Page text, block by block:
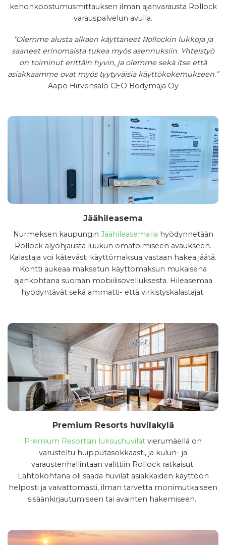
kehonkoostumusmittauksen ilman ajanvarausta Rollock
varauspalvelun avulla.
”Olemme alusta alkaen käyttäneet Rollockin lukkoja ja
saaneet erinomaista tukea myös asennuksiin. Yhteistyö
on toiminut erittäin hyvin, ja olemme sekä itse että
asiakkaamme ovat myös tyytyväisiä käyttökokemukseen.”
Aapo Hirvensalo CEO Bodymaja Oy
Jäähileasema
Nurmeksen kaupungin Jäähileasemalla hyödynnetään
Rollock älyohjausta luukun omatoimiseen avaukseen.
Kalastaja voi kätevästi käyttömaksua vastaan hakea jäätä.
Kontti aukeaa maksetun käyttömaksun mukaisena
ajankohtana suoraan mobiilisovelluksesta. Hileasemaa
hyödyntävät sekä ammatti- että virkistyskalastajat.
Premium Resorts huvilakylä
Premium Resortsin luksushuvilat vierumäellä on
varusteltu huipputasokkaasti, ja kulun- ja
varaustenhallintaan valittiin Rollock ratkaisut.
Lähtökohtana oli saada huvilat asiakkaiden käyttöön
helposti ja vaivattomasti, ilman tarvetta monimutkaiseen
sisäänkirjautumiseen tai avainten hakemiseen.